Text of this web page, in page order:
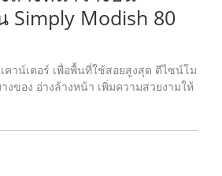
Simply Modish 80
คาน์เตอร์ เพื่อพื้นที่ใช้สอยสูงสุด ดีไซน์โม
งของ อ่างล้างหน้า เพิ่มความสวยงามให้